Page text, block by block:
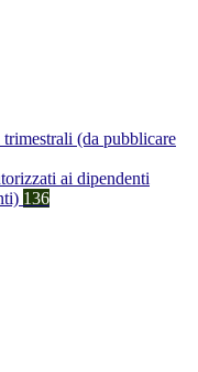
trimestrali (da pubblicare
ai dipendenti
136